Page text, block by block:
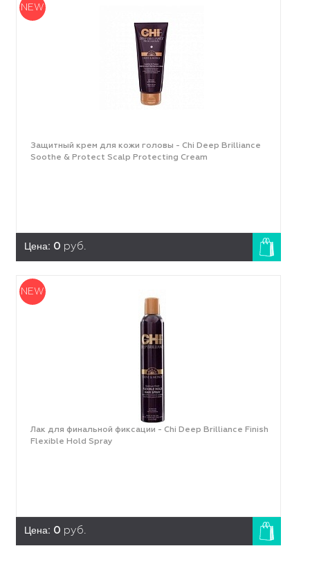
Защитный крем для кожи головы - Chi Deep Brilliance
Soothe & Protect Scalp Protecting Cream
Цена: 0 руб.
NEW
Лак для финальной фиксации - Chi Deep Brilliance Finish
Flexible Hold Spray
Цена: 0 руб.
NEW